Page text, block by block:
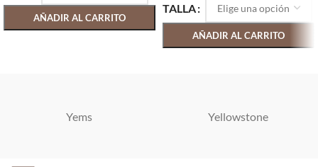
AÑADIR AL CARRITO
TALLA
AÑADIR AL CARRITO
Yems Yellowstone